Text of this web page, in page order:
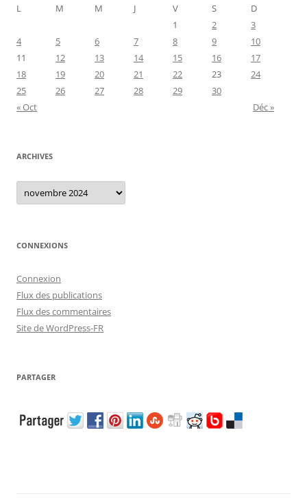
L
M M J V S
D
1
2
3
4
5 6 7 8 9
10
11
12 13 14 15 16
17
18
19 20 21 22 23
24
25
26 27 28 29
30
« Oct
Déc »
ARCHIVES
Archives
CONNEXIONS
Connexion
Flux des publications
Flux des commentaires
Site de WordPress-FR
PARTAGER